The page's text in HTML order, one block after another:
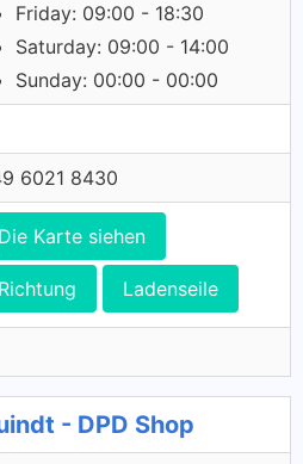
Friday: 09:00 - 18:30
Saturday: 09:00 - 14:00
Sunday: 00:00 - 00:00
6021 8430
Die Karte siehen
Richtung Ladenseile
- DPD Shop